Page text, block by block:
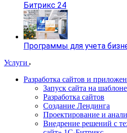
Битрикс 24
Программы для учета
Услуги
Разработка сайтов и
Запуск сайта на
Разработка сайтов
Создание Лендинга
Проектирование и
Внедрение решений с